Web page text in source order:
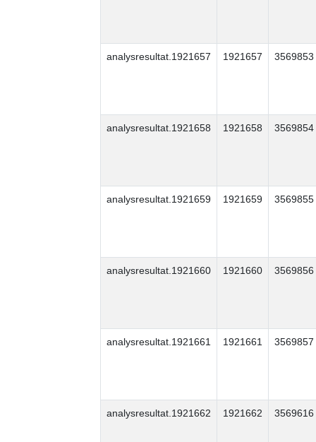
analysresultat.1921657 1921657 3569853
analysresultat.1921658 1921658 3569854
analysresultat.1921659 1921659 3569855
analysresultat.1921660 1921660 3569856
analysresultat.1921661 1921661 3569857
analysresultat.1921662 1921662 3569616